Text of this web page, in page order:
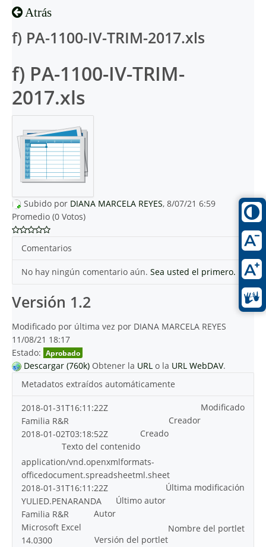
Atrás
f) PA-1100-IV-TRIM-2017.xls
f) PA-1100-IV-TRIM-
2017.xls
Subido por DIANA MARCELA REYES, 8/07/21 6:59
Promedio (0 Votos)
Comentarios
No hay ningún comentario aún. Sea usted el primero.
Versión 1.2
Modificado por última vez por DIANA MARCELA REYES
11/08/21 18:17
Estado: Aprobado
Descargar (760k) Obtener la URL o la URL WebDAV.
Metadatos extraídos automáticamente
Modificado
2018-01-31T16:11:22Z
Creador
Familia R&R
Creado
2018-01-02T03:18:52Z
Texto del contenido
application/vnd.openxmlformats-
officedocument.spreadsheetml.sheet
Última modificación
2018-01-31T16:11:22Z
Último autor
YULIED.PENARANDA
Autor
Familia R&R
Nombre del portlet
Microsoft Excel
Versión del portlet
14.0300